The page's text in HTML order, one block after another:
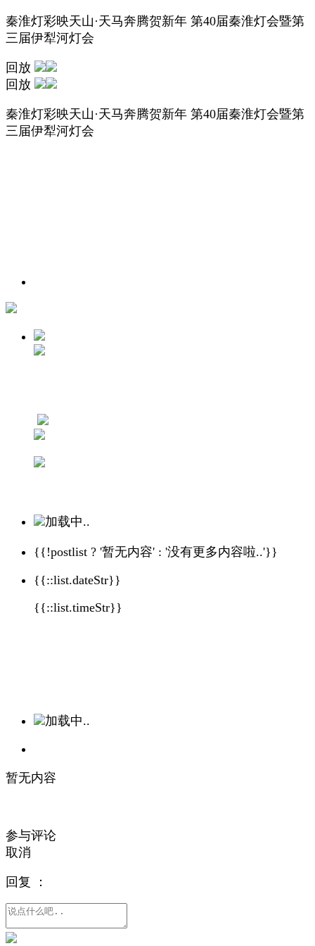
秦淮灯彩映天山·天马奔腾贺新年 第40届秦淮灯会暨第
三届伊犁河灯会
回放
回放
秦淮灯彩映天山·天马奔腾贺新年 第40届秦淮灯会暨第
三届伊犁河灯会
加载中..
{{!postlist ? '暂无内容' : '没有更多内容啦..'}}
{{::list.dateStr}}
{{::list.timeStr}}
加载中..
暂无内容
参与评论
取消
回复 ：